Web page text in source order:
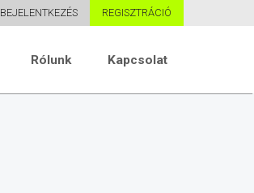
BEJELENTKEZÉS REGISZTRÁCIÓ
Rólunk Kapcsolat